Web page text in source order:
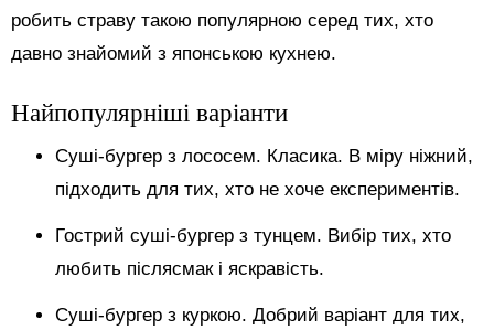
робить страву такою популярною серед тих, хто
давно знайомий з японською кухнею.
Найпопулярніші варіанти
Суші-бургер з лососем. Класика. В міру ніжний,
підходить для тих, хто не хоче експериментів.
Гострий суші-бургер з тунцем. Вибір тих, хто
любить післясмак і яскравість.
Суші-бургер з куркою. Добрий варіант для тих,